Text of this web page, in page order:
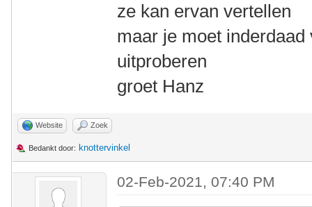
ze kan ervan vertellen
maar je moet
uitproberen
groet Hanz
Website Zoek
Bedankt door: knottervinkel
02-Feb-2021, 07:40 PM